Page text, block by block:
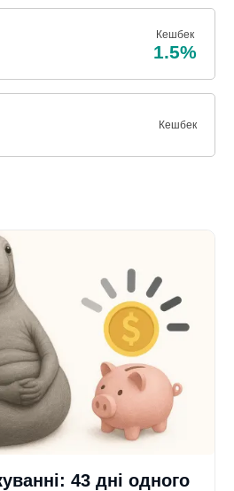
Кешбек
1.5%
Кешбек
43 дні одного